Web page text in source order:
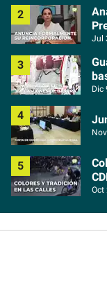
Jul
Dic
Oct